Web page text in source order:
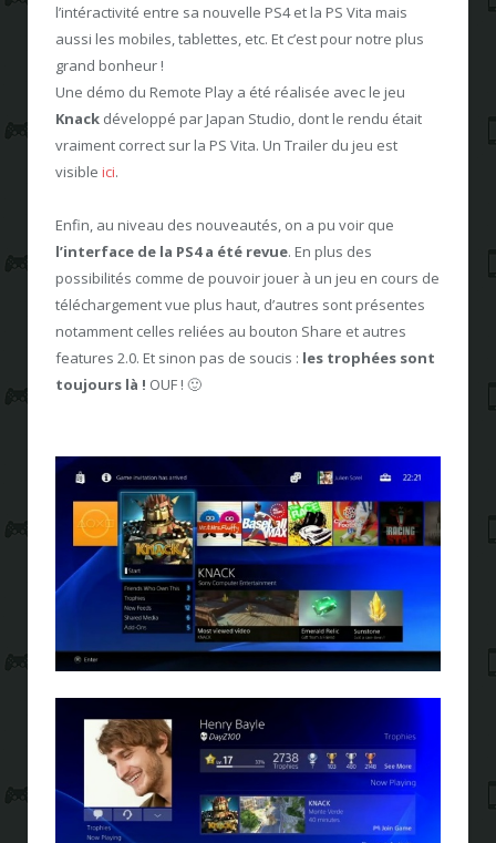
l’intéractivité entre sa nouvelle PS4 et la PS Vita mais
aussi les mobiles, tablettes, etc. Et c’est pour notre plus
grand bonheur !
Une démo du Remote Play a été réalisée avec le jeu
Knack développé par Japan Studio, dont le rendu était
vraiment correct sur la PS Vita. Un Trailer du jeu est
visible ici.
Enfin, au niveau des nouveautés, on a pu voir que
l’interface de la PS4 a été revue. En plus des
possibilités comme de pouvoir jouer à un jeu en cours de
téléchargement vue plus haut, d’autres sont présentes
notamment celles reliées au bouton Share et autres
features 2.0. Et sinon pas de soucis : les trophées sont
toujours là ! OUF ! 🙂